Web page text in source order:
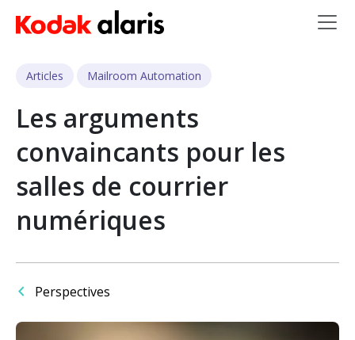
Skip to main content
Articles Mailroom Automation
Les arguments
convaincants pour les
salles de courrier
numériques
Perspectives
Image